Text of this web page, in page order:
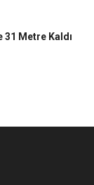
31 Metre Kaldı